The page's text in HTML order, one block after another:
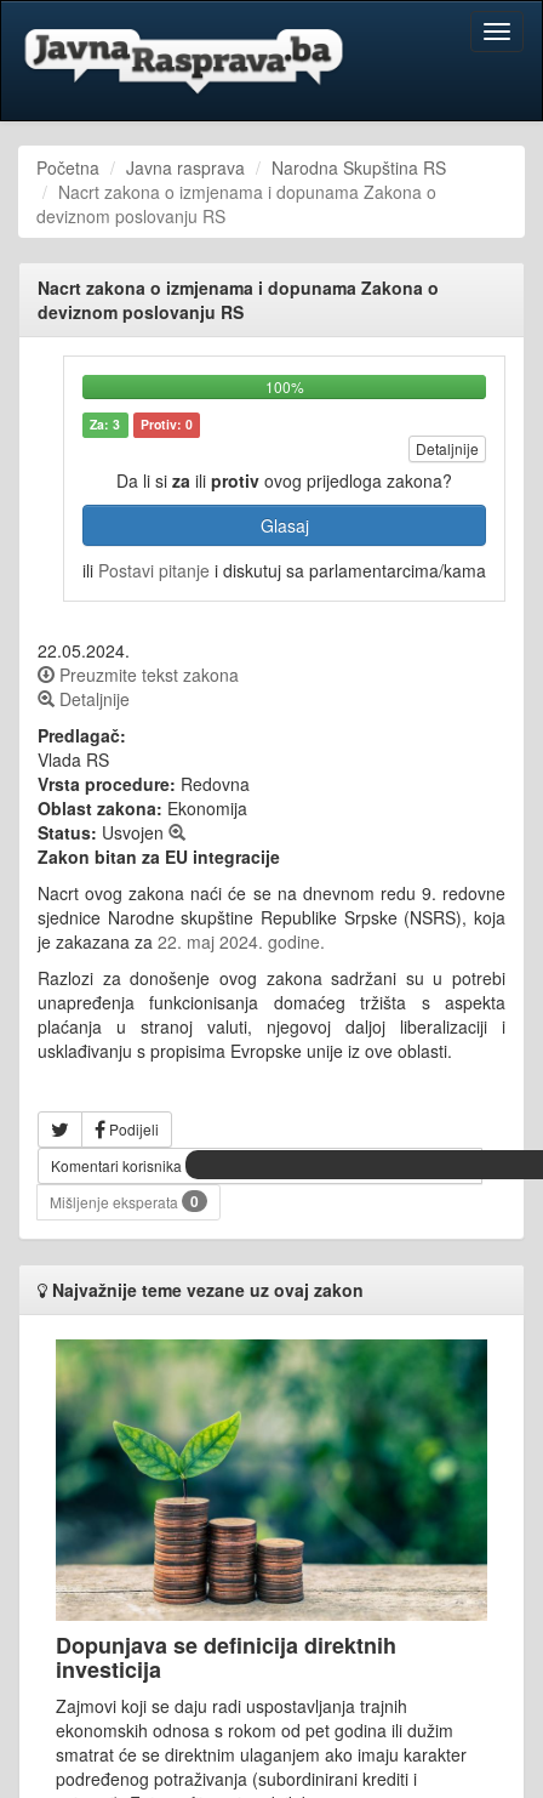
Početna Javna rasprava
Narodna Skupština RS
Nacrt zakona o izmjenama i dopunama Zakona o
deviznom poslovanju RS
Nacrt zakona o izmjenama i dopunama Zakona o
deviznom poslovanju RS
100%
Za: 3 Protiv: 0
Detaljnije
Da li si za ili protiv ovog prijedloga zakona?
Glasaj
ili Postavi pitanje i diskutuj sa parlamentarcima/kama
22.05.2024.
Preuzmite tekst zakona
Detaljnije
Predlagač:
Vlada RS
Vrsta procedure: Redovna
Oblast zakona: Ekonomija
Status: Usvojen
Zakon bitan za EU integracije
Nacrt ovog zakona naći će se na dnevnom redu 9. redovne
sjednice Narodne skupštine Republike Srpske (NSRS), koja
je zakazana za 22. maj 2024. godine.
Razlozi za donošenje ovog zakona sadržani su u potrebi
unapređenja funkcionisanja domaćeg tržišta s aspekta
plaćanja u stranoj valuti, njegovoj daljoj liberalizaciji i
usklađivanju s propisima Evropske unije iz ove oblasti.
Podijeli
Komentari korisnika
Mišljenje eksperata
0
Najvažnije teme vezane uz ovaj zakon
Dopunjava se definicija direktnih
investicija
Zajmovi koji se daju radi uspostavljanja trajnih
ekonomskih odnosa s rokom od pet godina ili dužim
smatrat će se direktnim ulaganjem ako imaju karakter
podređenog potraživanja (subordinirani krediti i